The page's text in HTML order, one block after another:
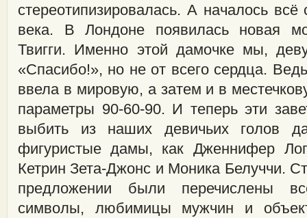
стереотипизировалась. А началось
века. В Лондоне появилась новая
Твигги. Именно этой дамочке мы,
«Спасибо!», но не от всего сердца.
ввела в мировую, а затем и в
параметры 90-60-90. И теперь эти
выбить из наших девичьих голов
фигуристые дамы, как Дженнифер
Кетрин Зета-Джонс и Моника Белуччи.
предложении были перечислены
символы, любимицы мужчин и